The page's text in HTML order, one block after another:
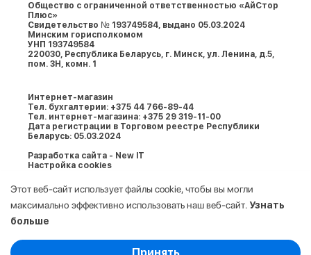
Общество с ограниченной ответственностью «АйСтор
Плюс»
Свидетельство № 193749584, выдано 05.03.2024
Минским горисполкомом
УНП 193749584
220030, Республика Беларусь, г. Минcк, ул. Ленина, д.5,
пом. 3Н, комн. 1
Интернет-магазин
Тел. бухгалтерии: +375 44 766-89-44
Тел. интернет-магазина: +375 29 319-11-00
Дата регистрации в Торговом реестре Республики
Беларусь: 05.03.2024
Разработка сайта - New IT
Настройка cookies
Этот веб-сайт использует файлы cookie, чтобы вы могли
максимально эффективно использовать наш веб-сайт. Узнать
больше
Выберите настройки cookie